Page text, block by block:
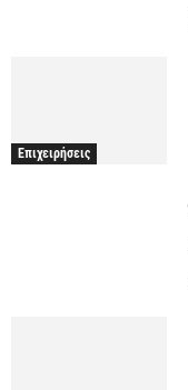
Επιχειρήσεις